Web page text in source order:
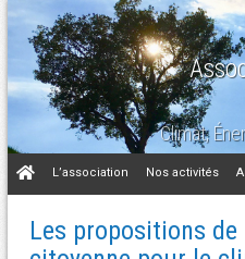
Climat,
Aller
au
L’association Nos activités
Les propositions